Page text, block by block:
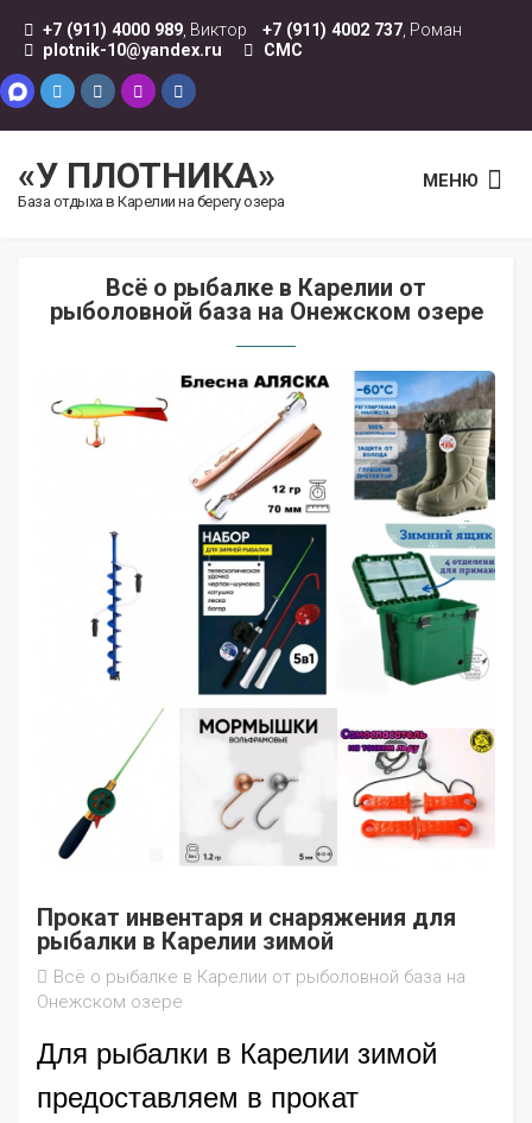
+7 (911) 4000 989 , Виктор +7 (911) 4002 737 , Роман
plotnik-10@yandex.ru
СМС
«У ПЛОТНИКА»
База отдыха в Карелии на берегу озера
МЕНЮ
Всё о рыбалке в Карелии от
рыболовной база на Онежском озере
Прокат инвентаря и снаряжения для
рыбалки в Карелии зимой
Всё о рыбалке в Карелии от рыболовной база на
Онежском озере
Для рыбалки в Карелии зимой
предоставляем в прокат